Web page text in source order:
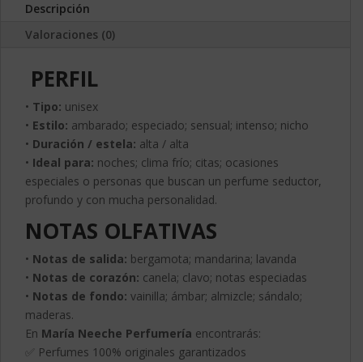
Descripción
Valoraciones (0)
PERFIL
• Tipo: unisex
• Estilo: ambarado; especiado; sensual; intenso; nicho
• Duración / estela: alta / alta
• Ideal para: noches; clima frío; citas; ocasiones
especiales o personas que buscan un perfume seductor,
profundo y con mucha personalidad.
NOTAS OLFATIVAS
• Notas de salida: bergamota; mandarina; lavanda
• Notas de corazón: canela; clavo; notas especiadas
• Notas de fondo: vainilla; ámbar; almizcle; sándalo;
maderas.
En María Neeche Perfumería encontrarás:
✅ Perfumes 100% originales garantizados